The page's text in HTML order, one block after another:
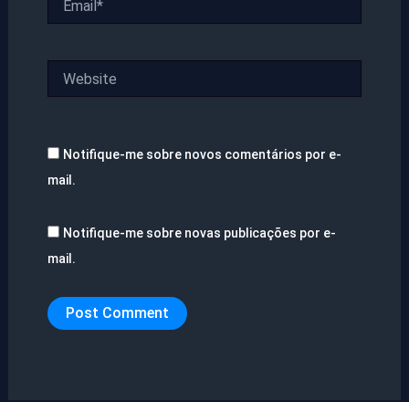
Notifique-me sobre novos comentários por e-
mail.
Notifique-me sobre novas publicações por e-
mail.